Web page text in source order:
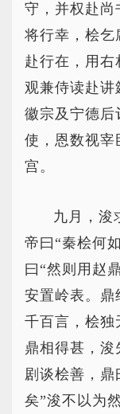
守，并权赴尚
将行幸，桧乞
赴行在，用右
观兼侍读赴讲
徽宗及宁德后
使，恩数视宰
宫。
九月，浚
帝曰“秦桧何
曰“然则用赵
安置岭表。鼎
千百言，桧独
鼎相得甚，浚
剧谈桧善，鼎
矣”浚不以为